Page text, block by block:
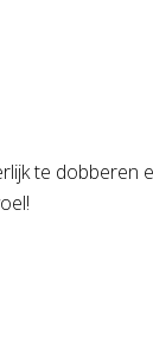
te dobberen